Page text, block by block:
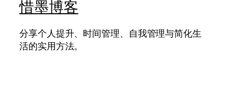
而
努
惜墨博客
分享个人提升、时间管理、自我管理与简化生
活的实用方法。